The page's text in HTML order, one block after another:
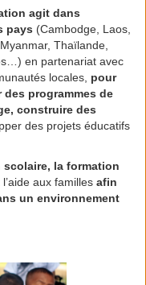
agit dans
pays (Cambodge, Laos,
Thaïlande,
en partenariat avec
locales, pour
des programmes de
construire des
des projets éducatifs
la formation
l’aide aux familles afin
un environnement